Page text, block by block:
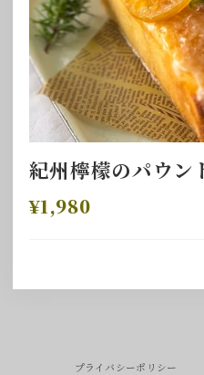
紀州檸檬のパウン
¥1,980
プライバシーポリシー